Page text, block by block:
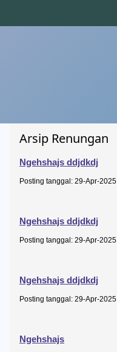
Arsip Renungan
Ngehshajs ddjdkdj
Posting tanggal: 29-Apr-2025
Ngehshajs ddjdkdj
Posting tanggal: 29-Apr-2025
Ngehshajs ddjdkdj
Posting tanggal: 29-Apr-2025
Ngehshajs